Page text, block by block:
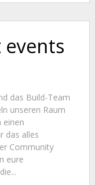
events
das Build-Team
unseren Raum
einen
das alles
Community
eure